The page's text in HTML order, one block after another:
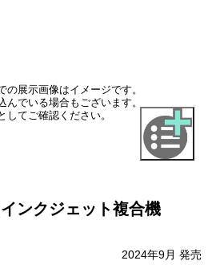
の展示画像はイメージです。
んでいる場合もございます。
してご確認ください。
ンクジェット複合機
2024年9月 発売